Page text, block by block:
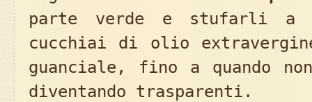
parte verde e stufarli a
cucchiai di olio
guanciale, fino a quando
diventando trasparenti.